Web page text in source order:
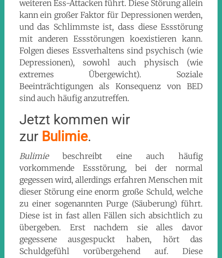
weiteren Ess-Attacken führt. Diese Störung allein
kann ein großer Faktor für Depressionen werden,
und das Schlimmste ist, dass diese Essstörung
mit anderen Essstörungen koexistieren kann.
Folgen dieses Essverhaltens sind psychisch (wie
Depressionen), sowohl auch physisch (wie
extremes Übergewicht). Soziale
Beeinträchtigungen als Konsequenz von BED
sind auch häufig anzutreffen.
Jetzt kommen wir
zur Bulimie.
Bulimiebeschreibt eine auch häufig
vorkommende Essstörung, bei der normal
gegessen wird, allerdings erfahren Menschen mit
dieser Störung eine enorm große Schuld, welche
zu einer sogenannten Purge (Säuberung) führt.
Diese ist in fast allen Fällen sich absichtlich zu
übergeben. Erst nachdem sie alles davor
gegessene ausgespuckt haben, hört das
Schuldgefühl vorübergehend auf. Diese